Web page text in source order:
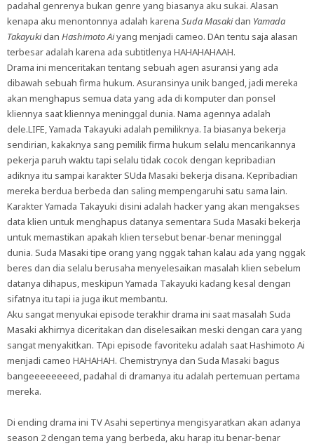
padahal genrenya bukan genre yang biasanya aku sukai. Alasan
kenapa aku menontonnya adalah karena Suda Masakidan Yamada
Takayukidan Hashimoto Aiyang menjadi cameo. DAn tentu saja alasan
terbesar adalah karena ada subtitlenya HAHAHAHAAH.
Drama ini menceritakan tentang sebuah agen asuransi yang ada
dibawah sebuah firma hukum. Asuransinya unik banged, jadi mereka
akan menghapus semua data yang ada di komputer dan ponsel
kliennya saat kliennya meninggal dunia. Nama agennya adalah
dele.LIFE, Yamada Takayuki adalah pemiliknya. Ia biasanya bekerja
sendirian, kakaknya sang pemilik firma hukum selalu mencarikannya
pekerja paruh waktu tapi selalu tidak cocok dengan kepribadian
adiknya itu sampai karakter SUda Masaki bekerja disana. Kepribadian
mereka berdua berbeda dan saling mempengaruhi satu sama lain.
Karakter Yamada Takayuki disini adalah hacker yang akan mengakses
data klien untuk menghapus datanya sementara Suda Masaki bekerja
untuk memastikan apakah klien tersebut benar-benar meninggal
dunia. Suda Masaki tipe orang yang nggak tahan kalau ada yang nggak
beres dan dia selalu berusaha menyelesaikan masalah klien sebelum
datanya dihapus, meskipun Yamada Takayuki kadang kesal dengan
sifatnya itu tapi ia juga ikut membantu.
Aku sangat menyukai episode terakhir drama ini saat masalah Suda
Masaki akhirnya diceritakan dan diselesaikan meski dengan cara yang
sangat menyakitkan. TApi episode favoriteku adalah saat Hashimoto Ai
menjadi cameo HAHAHAH. Chemistrynya dan Suda Masaki bagus
bangeeeeeeeed, padahal di dramanya itu adalah pertemuan pertama
mereka.
Di ending drama ini TV Asahi sepertinya mengisyaratkan akan adanya
season 2 dengan tema yang berbeda, aku harap itu benar-benar